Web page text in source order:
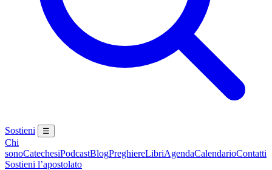
Sostieni ☰
Chi
sonoCatechesiPodcastBlogPreghiereLibriAgendaCalendarioContatti
Sostieni l’apostolato